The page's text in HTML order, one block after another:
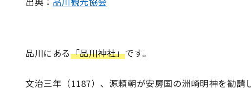
品川にある「品川神社」です。
文治三年（1187）、源頼朝が安房国の洲崎明神を勧請